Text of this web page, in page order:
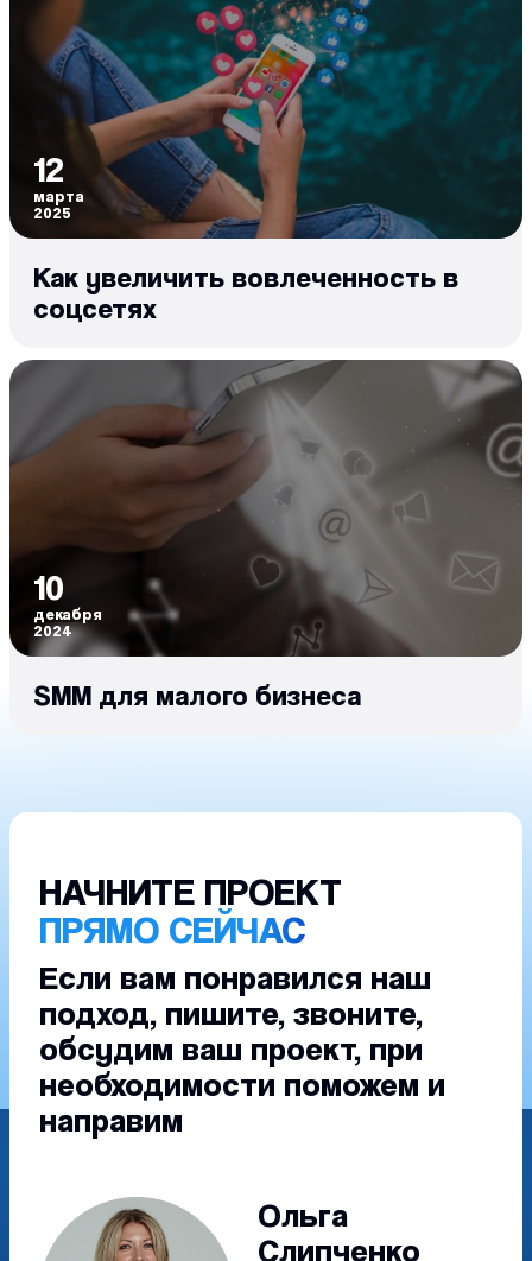
12
марта
2025
Как увеличить вовлеченность в
соцсетях
10
декабря
2024
SMM для малого бизнеса
НАЧНИТЕ ПРОЕКТ
ПРЯМО СЕЙЧАС
Если вам понравился наш
подход, пишите, звоните,
обсудим ваш проект, при
необходимости поможем и
направим
Ольга
Слипченко